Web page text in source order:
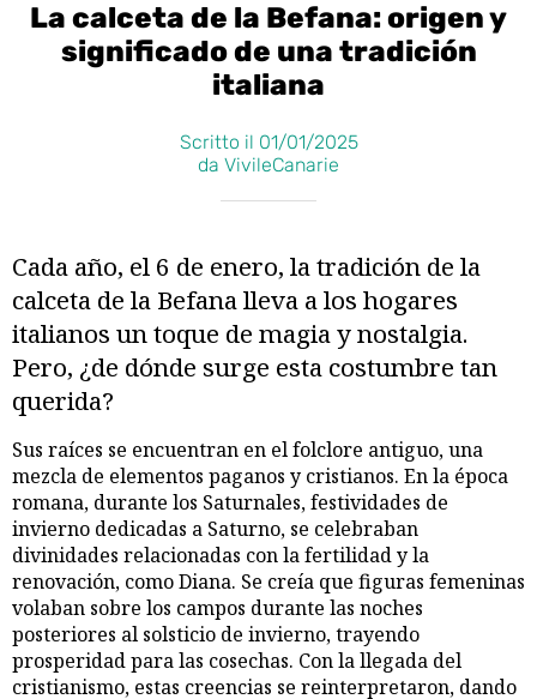
La calceta de la Befana: origen y
significado de una tradición
italiana
Scritto il 01/01/2025
da VivileCanarie
Cada año, el 6 de enero, la tradición de la
calceta de la Befana lleva a los hogares
italianos un toque de magia y nostalgia.
Pero, ¿de dónde surge esta costumbre tan
querida?
Sus raíces se encuentran en el folclore antiguo, una
mezcla de elementos paganos y cristianos. En la época
romana, durante los Saturnales, festividades de
invierno dedicadas a Saturno, se celebraban
divinidades relacionadas con la fertilidad y la
renovación, como Diana. Se creía que figuras femeninas
volaban sobre los campos durante las noches
posteriores al solsticio de invierno, trayendo
prosperidad para las cosechas. Con la llegada del
cristianismo, estas creencias se reinterpretaron, dando